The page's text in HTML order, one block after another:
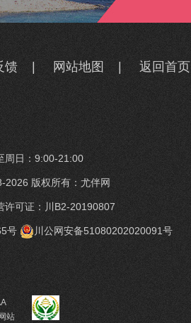
馈 网站地图 返回首页
周日：9:00-21:00
版权所有：尤伴网
许可证：川B2-20190807
号 川公网安备51080202020091号
站